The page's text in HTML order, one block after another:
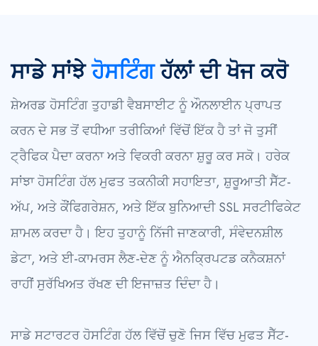
ਸਾਡੇ ਸਾਂਝੇਹੋਸਟਿੰਗਹੱਲਾਂ ਦੀ ਖੋਜ ਕਰੋ
ਸ਼ੇਅਰਡ ਹੋਸਟਿੰਗ ਤੁਹਾਡੀ ਵੈਬਸਾਈਟ ਨੂੰ ਔਨਲਾਈਨ ਪ੍ਰਾਪਤ
ਕਰਨ ਦੇ ਸਭ ਤੋਂ ਵਧੀਆ ਤਰੀਕਿਆਂ ਵਿੱਚੋਂ ਇੱਕ ਹੈ ਤਾਂ ਜੋ ਤੁਸੀਂ
ਟ੍ਰੈਫਿਕ ਪੈਦਾ ਕਰਨਾ ਅਤੇ ਵਿਕਰੀ ਕਰਨਾ ਸ਼ੁਰੂ ਕਰ ਸਕੋ। ਹਰੇਕ
ਸਾਂਝਾ ਹੋਸਟਿੰਗ ਹੱਲ ਮੁਫਤ ਤਕਨੀਕੀ ਸਹਾਇਤਾ, ਸ਼ੁਰੂਆਤੀ ਸੈੱਟ-
ਅੱਪ, ਅਤੇ ਕੌਂਫਿਗਰੇਸ਼ਨ, ਅਤੇ ਇੱਕ ਬੁਨਿਆਦੀ SSL ਸਰਟੀਫਿਕੇਟ
ਸ਼ਾਮਲ ਕਰਦਾ ਹੈ। ਇਹ ਤੁਹਾਨੂੰ ਨਿੱਜੀ ਜਾਣਕਾਰੀ, ਸੰਵੇਦਨਸ਼ੀਲ
ਡੇਟਾ, ਅਤੇ ਈ-ਕਾਮਰਸ ਲੈਣ-ਦੇਣ ਨੂੰ ਐਨਕ੍ਰਿਪਟਡ ਕਨੈਕਸ਼ਨਾਂ
ਰਾਹੀਂ ਸੁਰੱਖਿਅਤ ਰੱਖਣ ਦੀ ਇਜਾਜ਼ਤ ਦਿੰਦਾ ਹੈ।
ਸਾਡੇ ਸਟਾਰਟਰ ਹੋਸਟਿੰਗ ਹੱਲ ਵਿੱਚੋਂ ਚੁਣੋ ਜਿਸ ਵਿੱਚ ਮੁਫਤ ਸੈੱਟ-